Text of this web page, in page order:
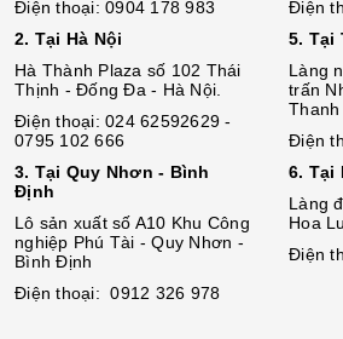
Điện thoại: 0904 178 983
2. Tại Hà Nội
Hà Thành Plaza số 102 Thái
Thịnh - Đống Đa - Hà Nội.
Điện thoại: 024 62592629 -
0795 102 666
3. Tại Quy Nhơn - Bình
Định
Lô sản xuất số A10 Khu Công
nghiệp Phú Tài - Quy Nhơn -
Bình Định
Điện thoại: 0912 326 978
Điện
5. Tại
Làng
trấn
Thanh
Điện
6. Tại
Làng
Hoa
Điện